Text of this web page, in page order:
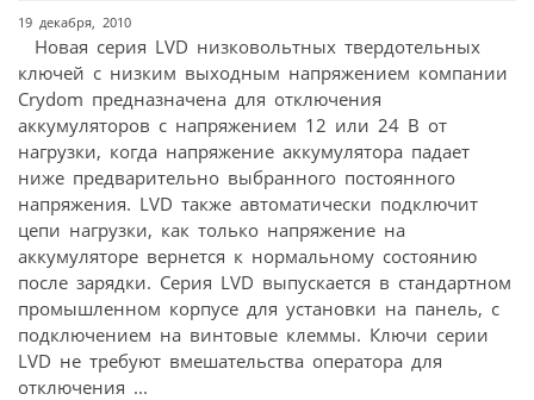
19 декабря, 2010
Новая серия LVD низковольтных твердотельных
ключей с низким выходным напряжением компании
Crydom предназначена для отключения
аккумуляторов с напряжением 12 или 24 В от
нагрузки, когда напряжение аккумулятора падает
ниже предварительно выбранного постоянного
напряжения. LVD также автоматически подключит
цепи нагрузки, как только напряжение на
аккумуляторе вернется к нормальному состоянию
после зарядки. Серия LVD выпускается в стандартном
промышленном корпусе для установки на панель, с
подключением на винтовые клеммы. Ключи серии
LVD не требуют вмешательства оператора для
отключения ...